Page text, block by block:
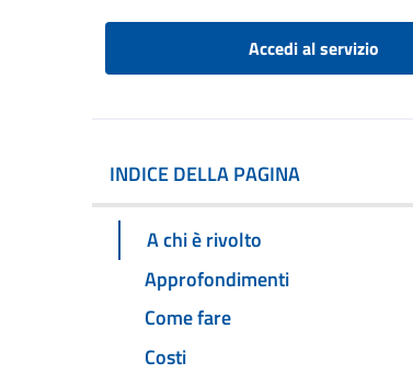
Accedi al servizio
INDICE DELLA PAGINA
A chi è rivolto
Approfondimenti
Come fare
Costi